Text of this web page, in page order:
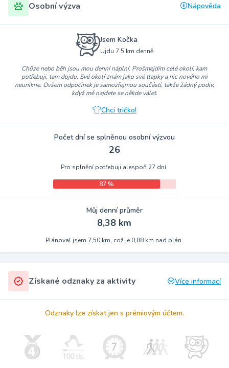
Osobní výzva Nápověda
Jsem Kočka
Ujdu 7.5 km denně
Chůze nebo běh jsou mou denní náplní. Prošmejdím celé okolí, kam
potřebuji, tam dojdu. Své okolí znám jako své tlapky a nic nového mi
neunikne. Ovšem odpočinek je samozřejmou součástí, takže žádný podiv,
když mě najdete se někde válet.
Chci tričko!
Počet dní se splněnou osobní výzvou
26
Pro splnění potřebuji alespoň 27 dní.
87 %
Můj denní průměr
8,38 km
Plánoval jsem 7,50 km, což je 0,88 km nad plán.
Získané odznaky za aktivity Více informací
Odznaky lze získat jen s prémiovým účtem.